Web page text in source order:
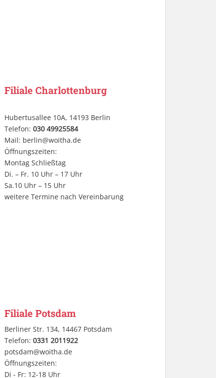
Filiale Charlottenburg
Hubertusallee 10A, 14193 Berlin
Telefon: 030 49925584
Mail: berlin@woitha.de
Öffnungszeiten:
Montag Schließtag
Di. – Fr. 10 Uhr – 17 Uhr
Sa.10 Uhr – 15 Uhr
weitere Termine nach Vereinbarung
Filiale Potsdam
Berliner Str. 134, 14467 Potsdam
Telefon: 0331 2011922
potsdam@woitha.de
Öffnungszeiten:
Di - Fr: 12-18 Uhr